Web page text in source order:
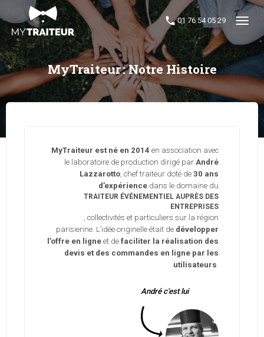
01 76 54 05 29 Menu
MyTraiteur : Notre Histoire
MyTraiteur est né en 2014 en association avec
le laboratoire de production dirigé par André
Lazzarotto, chef traiteur doté de 30 ans
d’expérience dans le domaine du
TRAITEUR ÉVÉNEMENTIEL AUPRÈS DES
ENTREPRISES
, collectivités et particuliers sur la région
parisienne. L’idée originelle était de développer
l’offre en ligne et de faciliter la réalisation des
devis et des commandes en ligne par les
utilisateurs.
André c'est lui